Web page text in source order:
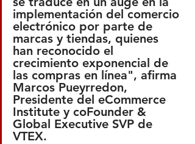
implementación del comercio
electrónico por parte de
marcas y tiendas, quienes
han reconocido el
crecimiento exponencial de
las compras en línea", afirma
Marcos Pueyrredon,
Presidente del eCommerce
Institute y coFounder &
Global Executive SVP de
VTEX.